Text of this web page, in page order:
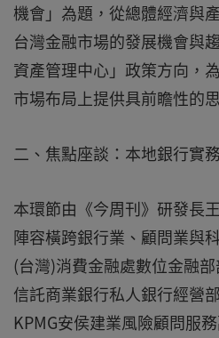
機會」為題，從總體經濟與
台灣金融市場的發展機會與
資產管理中心」政策方向，
市場布局上提供具前瞻性的
二、焦點座談：本地銀行實
本環節由《今周刊》研發長
陣容橫跨銀行業、顧問業與
(台灣)消費金融處數位金融
信託商業銀行私人銀行經營
KPMG安侯建業風險顧問服